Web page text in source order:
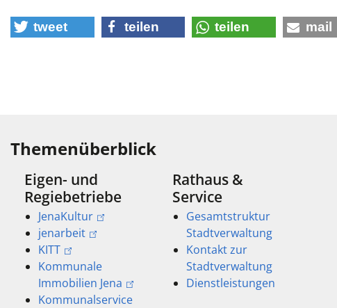
tweet teilen teilen mail
Themenüberblick
Eigen- und
Regiebetriebe
JenaKultur
jenarbeit
KITT
Kommunale
Immobilien Jena
Kommunalservice
Rathaus &
Service
Gesamtstruktur
Stadtverwaltung
Kontakt zur
Stadtverwaltung
Dienstleistungen